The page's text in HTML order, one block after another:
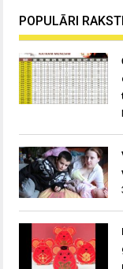
POPULĀRI RAKSTI